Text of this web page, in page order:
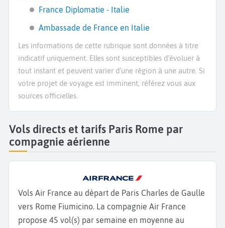
France Diplomatie - Italie
Ambassade de France en Italie
Les informations de cette rubrique sont données à titre
indicatif uniquement. Elles sont susceptibles d’évoluer à
tout instant et peuvent varier d’une région à une autre. Si
votre projet de voyage est imminent, référez vous aux
sources officielles.
Vols directs et tarifs Paris Rome par
compagnie aérienne
Vols Air France au départ de Paris Charles de Gaulle
vers Rome Fiumicino. La compagnie Air France
propose 45 vol(s) par semaine en moyenne au